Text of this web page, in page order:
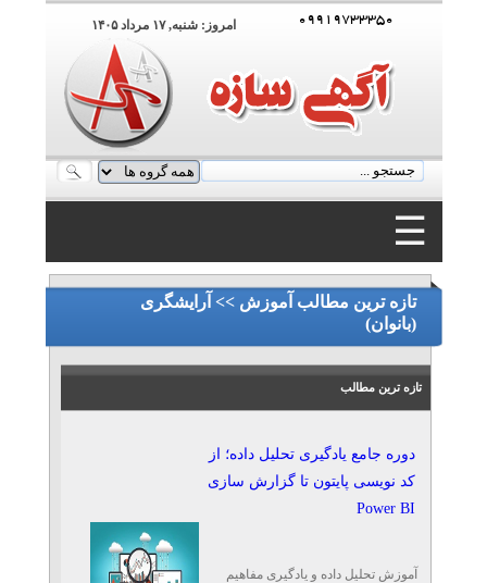
امروز: شنبه, ۱۷ مرداد ۱۴۰۵
☰
۰۹۹۱۹۷۳۳۳۵۰
۰۹۹۱۹۷۳۳۳۵۰
تازه ترین مطالب آموزش >> آرایشگری
(بانوان)
تازه ترین مطالب
دوره جامع یادگیری تحلیل داده؛ از
کد نویسی پایتون تا گزارش سازی
Power BI
آموزش تحلیل داده و یادگیری مفاهیم